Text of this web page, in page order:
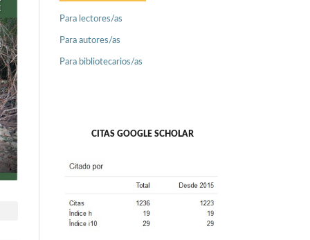
Para lectores/as
Para autores/as
Para bibliotecarios/as
CITAS GOOGLE SCHOLAR